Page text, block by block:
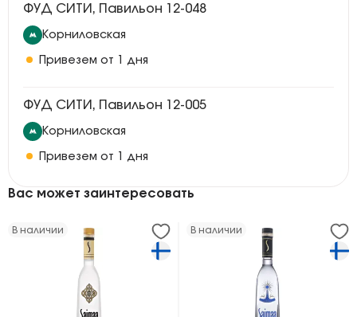
ФУД СИТИ, Павильон 12-048
Корниловская
Привезем от 1 дня
ФУД СИТИ, Павильон 12-005
Корниловская
Привезем от 1 дня
Вас может заинтересовать
В наличии В наличии